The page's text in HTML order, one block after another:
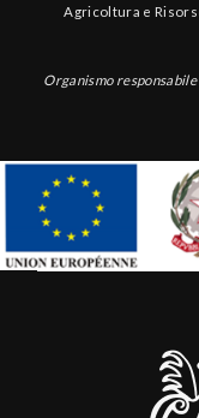
Agricoltura e
Organismo